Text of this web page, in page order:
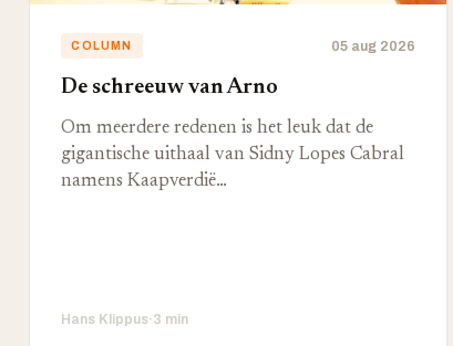
COLUMN 05 aug 2026
De schreeuw van Arno
Om meerdere redenen is het leuk dat de
gigantische uithaal van Sidny Lopes Cabral
namens Kaapverdië…
Hans Klippus·3 min